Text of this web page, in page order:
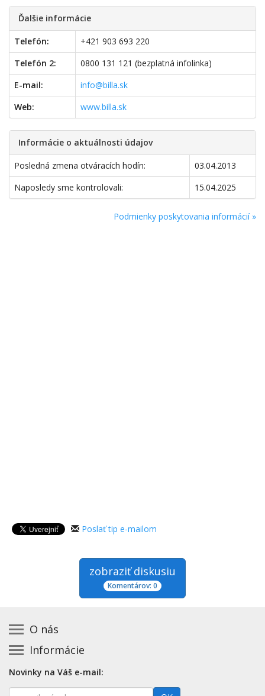
Ďalšie informácie
Telefón:
+421 903 693 220
Telefón 2:
0800 131 121 (bezplatná infolinka)
E-mail:
info@billa.sk
Web:
www.billa.sk
Informácie o aktuálnosti údajov
Posledná zmena otváracích hodín:
03.04.2013
Naposledy sme kontrolovali:
15.04.2025
Podmienky poskytovania informácií »
Poslať tip e-mailom
zobraziť diskusiu
Komentárov: 0
O nás
Kontakt na prevádzkovateľa
Zásady používania cookies
Prehlásenie o prístupnosti
Informácie
Základná registrácia otváracích hodín zadarmo
Novinky na Váš e-mail:
E-